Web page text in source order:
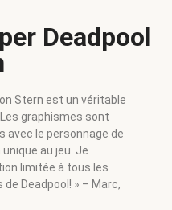
Deadpool
Stern est un véritable
graphismes sont
le personnage de
au jeu. Je
limitée à tous les
Deadpool! » – Marc,